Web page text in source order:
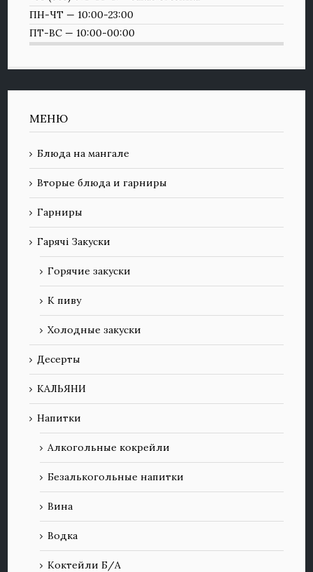
ПН-ЧТ — 10:00-23:00
ПТ-ВС — 10:00-00:00
МЕНЮ
Блюда на мангале
Вторые блюда и гарниры
Гарниры
Гарячі Закуски
Горячие закуски
К пиву
Холодные закуски
Десерты
КАЛЬЯНИ
Напитки
Алкогольные кокрейли
Безалькогольные напитки
Вина
Водка
Коктейли Б/А